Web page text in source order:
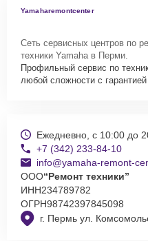
Yamaharemontcenter
Сеть сервисных центров по
техники Yamaha в Перми.
Профильный сервис по
любой сложности с гарантией
г. Пермь ул.
Ежедневно, с 10:00 до
+7 (342) 233-84-10
info@yamaha-remont-
ООО“Ремонт техники”
ИНН234789782
ОГРН98742397845098